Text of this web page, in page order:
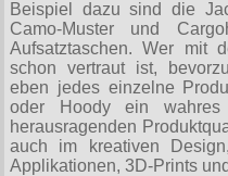
Beispiel dazu sind die
Camo-Muster und
Aufsatztaschen. Wer mit
schon vertraut ist,
eben jedes einzelne
oder Hoody ein
herausragenden
auch im kreativen
Applikationen, 3D-Prints